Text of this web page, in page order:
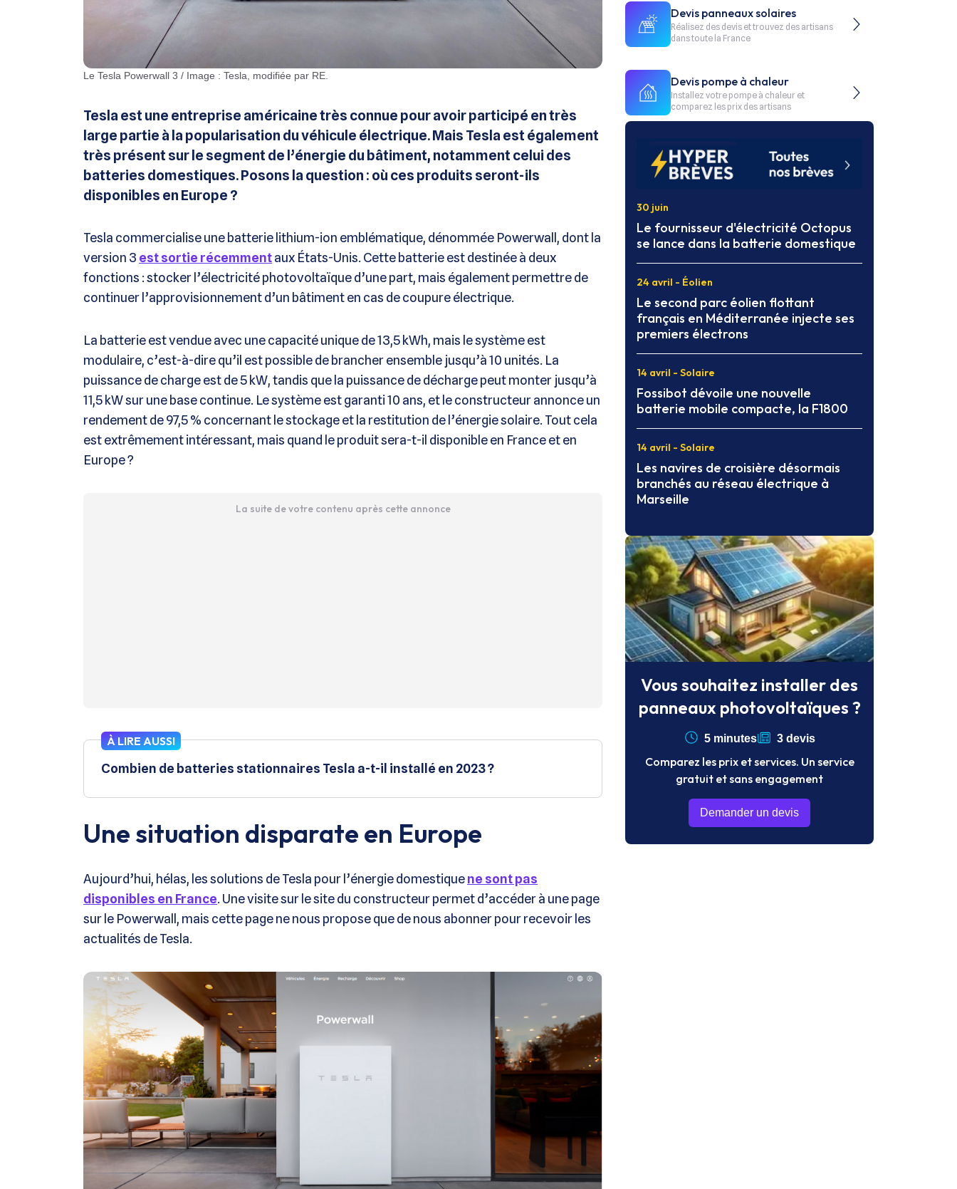
Le Tesla Powerwall 3 / Image : Tesla, modifiée par RE.
Tesla est une entreprise américaine très connue pour avoir participé en très
large partie à la popularisation du véhicule électrique. Mais Tesla est également
très présent sur le segment de l’énergie du bâtiment, notamment celui des
batteries domestiques. Posons la question : où ces produits seront-ils
disponibles en Europe ?
Tesla commercialise une batterie lithium-ion emblématique, dénommée Powerwall, dont la
version 3 est sortie récemmentaux États-Unis. Cette batterie est destinée à deux
fonctions : stocker l’électricité photovoltaïque d’une part, mais également permettre de
continuer l’approvisionnement d’un bâtiment en cas de coupure électrique.
La batterie est vendue avec une capacité unique de 13,5 kWh, mais le système est
modulaire, c’est-à-dire qu’il est possible de brancher ensemble jusqu’à 10 unités. La
puissance de charge est de 5 kW, tandis que la puissance de décharge peut monter jusqu’à
11,5 kW sur une base continue. Le système est garanti 10 ans, et le constructeur annonce un
rendement de 97,5 % concernant le stockage et la restitution de l’énergie solaire. Tout cela
est extrêmement intéressant, mais quand le produit sera-t-il disponible en France et en
Europe ?
La suite de votre contenu après cette annonce
À LIRE AUSSI
Combien de batteries stationnaires Tesla a-t-il installé en 2023 ?
Une situation disparate en Europe
Aujourd’hui, hélas, les solutions de Tesla pour l’énergie domestiquene sont pas
disponibles en France. Une visite sur le site du constructeur permet d’accéder à une page
sur le Powerwall, mais cette page ne nous propose que de nous abonner pour recevoir les
actualités de Tesla.
Devis panneaux solaires
Réalisez des devis et trouvez des artisans
dans toute la France
Devis pompe à chaleur
Installez votre pompe à chaleur et
comparez les prix des artisans
30 juin
Le fournisseur d'électricité Octopus
se lance dans la batterie domestique
24 avril - Éolien
Le second parc éolien flottant
français en Méditerranée injecte ses
premiers électrons
14 avril - Solaire
Fossibot dévoile une nouvelle
batterie mobile compacte, la F1800
14 avril - Solaire
Les navires de croisière désormais
branchés au réseau électrique à
Marseille
Vous souhaitez installer des
panneaux photovoltaïques ?
5 minutes 3 devis
Comparez les prix et services. Un service
gratuit et sans engagement
Demander un devis